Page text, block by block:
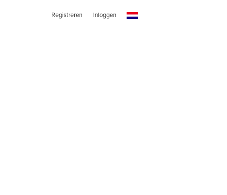
Registreren Inloggen